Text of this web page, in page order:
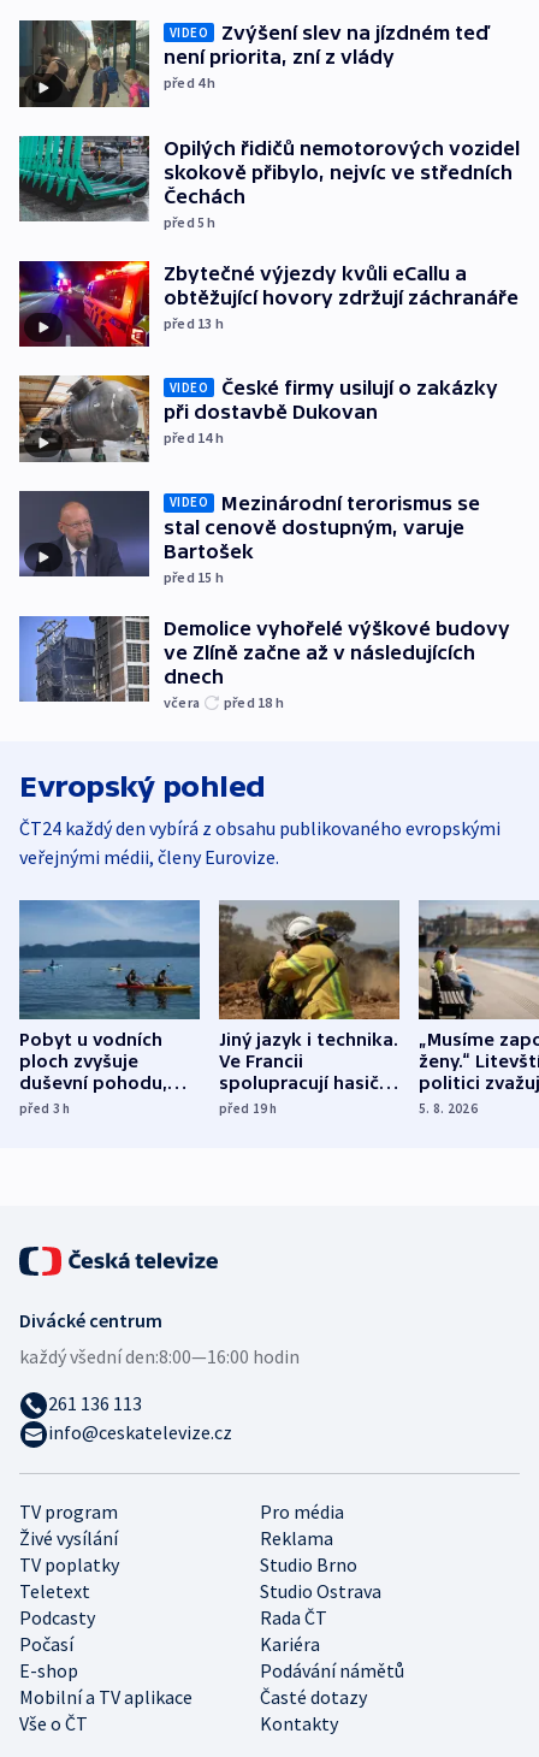
VIDEO
Zvýšení slev na jízdném teď
není priorita, zní z vlády
před 4h
Opilých řidičů nemotorových vozidel
skokově přibylo, nejvíc ve středních
Čechách
před 5h
Zbytečné výjezdy kvůli eCallu a
obtěžující hovory zdržují záchranáře
před 13 h
VIDEO
České firmy usilují o zakázky
při dostavbě Dukovan
před 14h
VIDEO
Mezinárodní terorismus se
stal cenově dostupným, varuje
Bartošek
před 15 h
Demolice vyhořelé výškové budovy
ve Zlíně začne až v následujících
dnech
včera před 18 h
Evropský pohled
ČT24 každý den vybírá z obsahu publikovaného evropskými
veřejnými médii, členy Eurovize.
Pobyt u vodních
ploch zvyšuje
duševní pohodu,
ukázala
před 3h
Jiný jazyk i technika.
Ve Francii
spolupracují hasiči z
různých zemí
před 19h
„Musíme
ženy.“
politici
dohodu o
5. 8. 2026
TV program
Pro média
Živé vysílání
Reklama
TV poplatky
Studio Brno
Teletext
Studio Ostrava
Podcasty
Rada ČT
Počasí
Kariéra
E-shop
Podávání námětů
Mobilní a TV aplikace
Časté dotazy
Vše o ČT
Kontakty
Divácké centrum
každý všední den:8:00—16:00 hodin
261 136 113
info@ceskatelevize.cz